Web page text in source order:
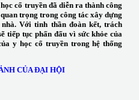
cổ truyền đã diễn ra thành công
trọng trong công tác xây dựng
Với tinh thần đoàn kết, trách
tiếp tục phấn đấu vì sức khỏe của
y học cổ truyền trong hệ thống
CỦA ĐẠI HỘI